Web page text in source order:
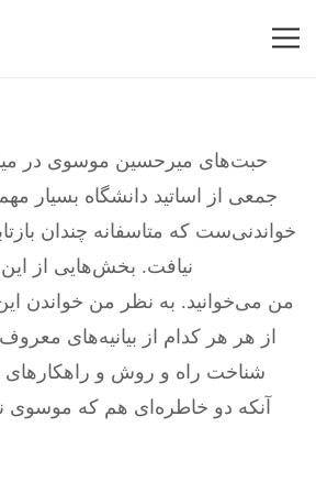
حبت‌های میرحسین موسوی در
جمعی از اساتید دانشگاه بسیار
خواندنی‌ست که متاسفانه چندان
نیافت. بخش‌هایی از این
من می‌خوانید. به نظر من خواندن
از هر هر کدام از بیانیه‌های
شناخت راه و روش و
آنکه دو خاطره‌ای هم که موسوی